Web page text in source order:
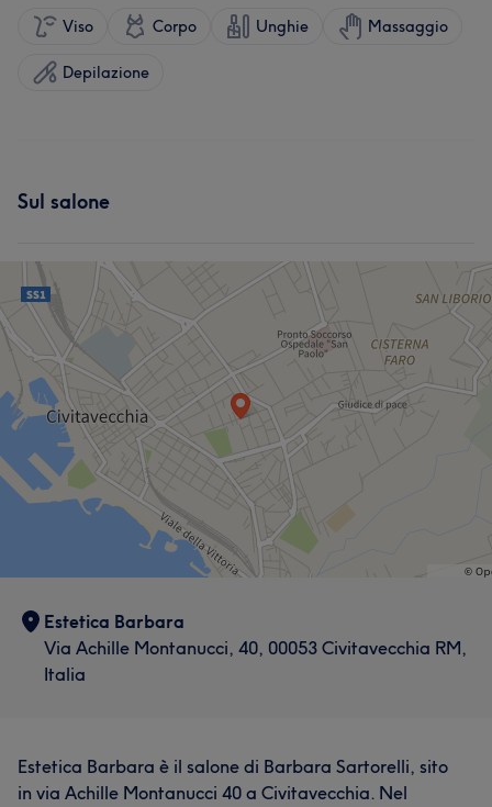
Viso Corpo Unghie Massaggio
Depilazione
Sul salone
Estetica Barbara
Via Achille Montanucci, 40, 00053 Civitavecchia RM,
Italia
Estetica Barbara è il salone di Barbara Sartorelli, sito
in via Achille Montanucci 40 a Civitavecchia. Nel